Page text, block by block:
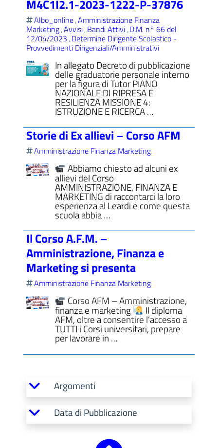
del sito
M4C1I2.1-2023-1222-P-37876
Albo_online,Amministrazione Finanza
Marketing,Avvisi, Bandi Attivi, D.M. n° 66 del
12/04/2023, Determine Dirigente Scolastico -
Provvedimenti Dirigenziali/Amministrativi
In allegato Decreto di pubblicazione
delle graduatorie personale interno
per la figura di Tutor PIANO
NAZIONALE DI RIPRESA E
RESILIENZA MISSIONE 4:
ISTRUZIONE E RICERCA …
Storie di Ex allievi – Corso AFM
Amministrazione Finanza Marketing
Abbiamo chiesto ad alcuni ex
allievi del Corso
AMMINISTRAZIONE, FINANZA E
MARKETING di raccontarci la loro
esperienza al Leardi e come questa
scuola abbia …
Il Corso A.F.M. –
Amministrazione, Finanza e
Marketing si presenta
Amministrazione Finanza Marketing
Corso AFM – Amministrazione,
finanza e marketing Il diploma
AFM, oltre a consentire l’accesso a
TUTTI i Corsi universitari, prepare
per lavorare in …
Argomenti
Data di Pubblicazione